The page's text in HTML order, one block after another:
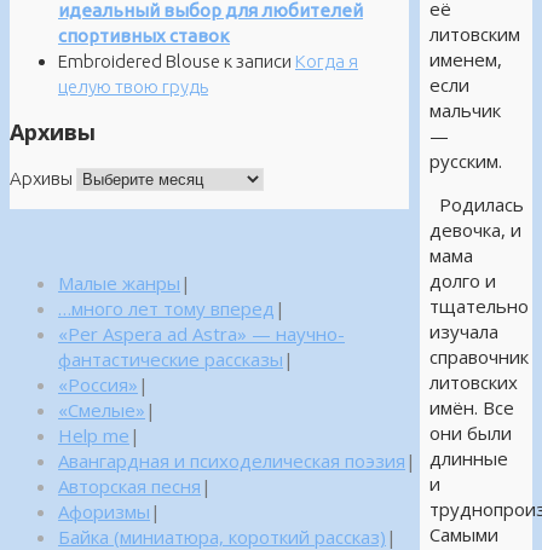
её
литовским
именем,
если
мальчик
—
русским.
Родилась
девочка, и
мама
долго и
тщательно
изучала
справочник
литовских
имён. Все
они были
длинные
и
Самыми
идеальный выбор для любителей
спортивных ставок
Embroidered Blouse к записи Когда я
целую твою грудь
Архивы
Архивы
Малые жанры |
…много лет тому вперед |
«Per Aspera ad Astra» — научно-
фантастические рассказы |
«Россия» |
«Смелые» |
Help me |
Авангардная и психоделическая поэзия |
Авторская песня |
Афоризмы |
Байка (миниатюра, короткий рассказ) |